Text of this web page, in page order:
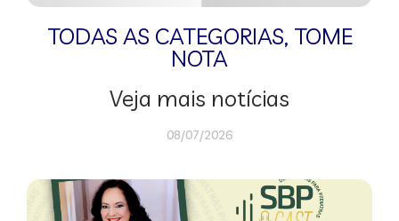
TODAS AS CATEGORIAS, TOME
NOTA
Veja mais notícias
08/07/2026